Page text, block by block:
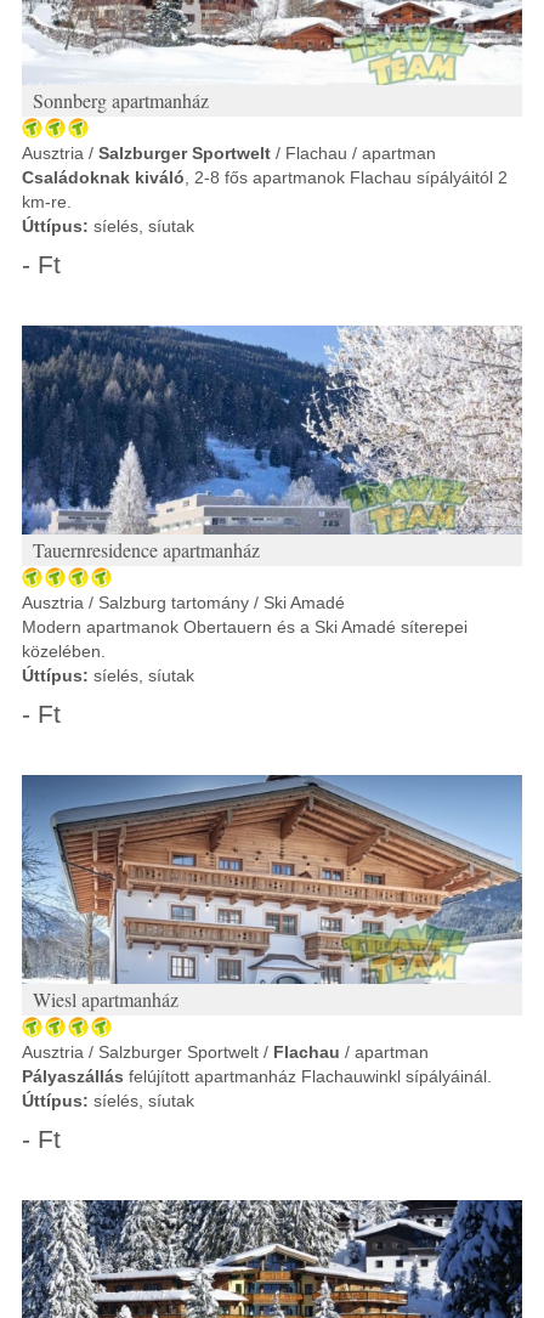
Sonnberg apartmanház
Ausztria / Salzburger Sportwelt / Flachau / apartman
Családoknak kiváló , 2-8 fős apartmanok Flachau sípályáitól 2
km-re.
Úttípus: síelés, síutak
- Ft
Tauernresidence apartmanház
Ausztria / Salzburg tartomány / Ski Amadé
Modern apartmanok Obertauern és a Ski Amadé síterepei
közelében.
Úttípus: síelés, síutak
- Ft
Wiesl apartmanház
Ausztria / Salzburger Sportwelt / Flachau / apartman
Pályaszállás felújított apartmanház Flachauwinkl sípályáinál.
Úttípus: síelés, síutak
- Ft